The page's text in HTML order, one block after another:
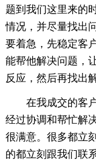
题到我们这里来的
情况，并尽量找出
要着急，先稳定客
能帮他解决问题，
反应，然后再找出
在我成交的客户
经过协调和帮忙解
很满意。很多都立
的都立刻跟我们联系